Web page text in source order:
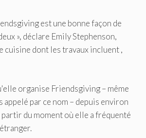
est une bonne façon de
», déclare Emily Stephenson,
cuisine dont les travaux incluent ,
organise Friendsgiving – même
appelé par ce nom – depuis environ
partir du moment où elle a fréquenté